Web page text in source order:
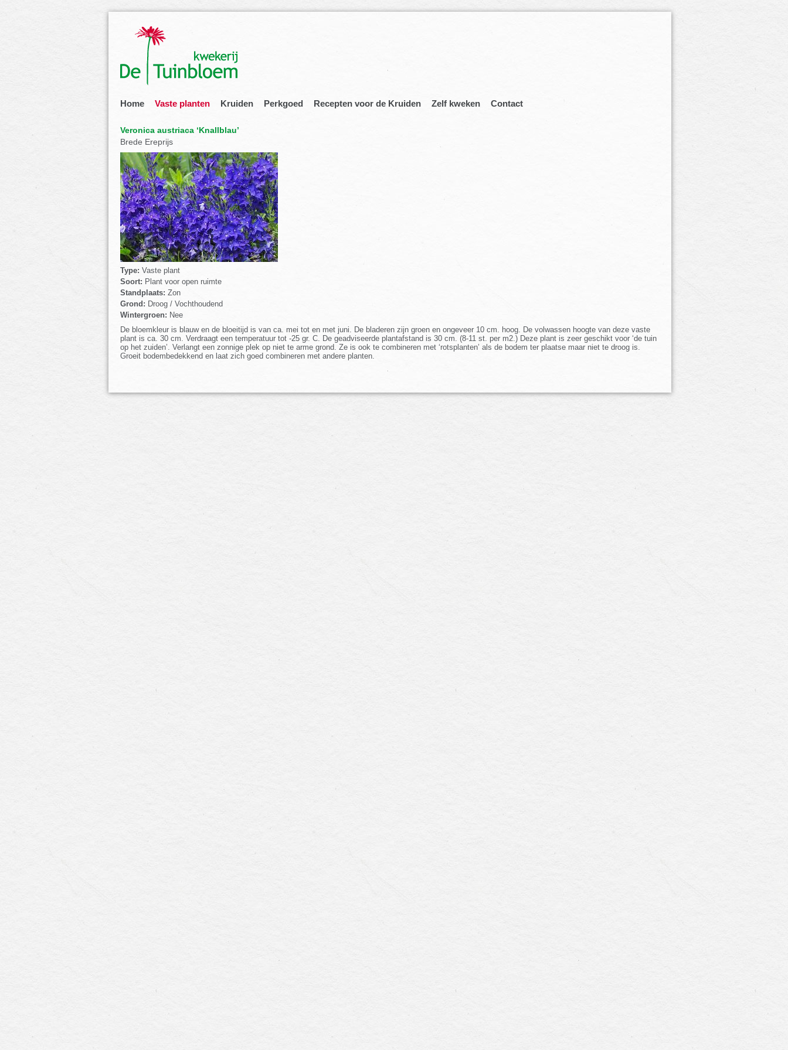
Home Vaste planten Kruiden Perkgoed Recepten voor de Kruiden Zelf kweken Contact
Veronica austriaca ‘Knallblau’
Brede Ereprijs
Type: Vaste plant
Soort: Plant voor open ruimte
Standplaats: Zon
Grond: Droog / Vochthoudend
Wintergroen: Nee
De bloemkleur is blauw en de bloeitijd is van ca. mei tot en met juni. De bladeren zijn groen en ongeveer 10 cm. hoog. De volwassen hoogte van deze vaste
plant is ca. 30 cm. Verdraagt een temperatuur tot -25 gr. C. De geadviseerde plantafstand is 30 cm. (8-11 st. per m2.) Deze plant is zeer geschikt voor ‘de tuin
op het zuiden’. Verlangt een zonnige plek op niet te arme grond. Ze is ook te combineren met ‘rotsplanten’ als de bodem ter plaatse maar niet te droog is.
Groeit bodembedekkend en laat zich goed combineren met andere planten.